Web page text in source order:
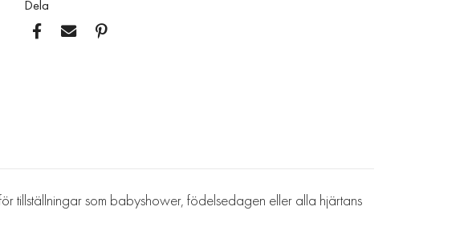
Dela
tillställningar som babyshower, födelsedagen eller alla hjärtans